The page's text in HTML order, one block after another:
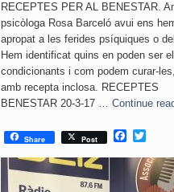
RECEPTES PER AL BENESTAR.
psicòloga Rosa Barceló avui ens
apropat a les ferides psíquiques o
Hem identificat quins en poden ser
condicionants i com podem curar-
amb recepta inclosa. RECEPTES
BENESTAR 20-3-17 … Continue
Share Post
F
c
e
T
i
t